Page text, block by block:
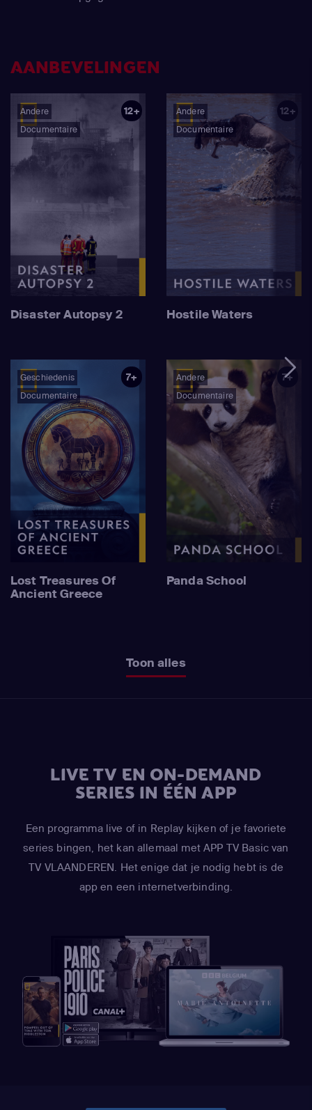
AANBEVELINGEN
Andere
Documentaire
12+
Disaster Autopsy 2
Andere
Documentaire
12+
Hostile Waters
Geschiedenis
Documentaire
7+
Lost Treasures Of
Ancient Greece
Andere
Documentaire
7+
Panda School
Toon alles
LIVE TV EN ON-DEMAND
SERIES IN ÉÉN APP
Een programma live of in Replay kijken of je favoriete
series bingen, het kan allemaal met APP TV Basic van
TV VLAANDEREN. Het enige dat je nodig hebt is de
app en een internetverbinding.